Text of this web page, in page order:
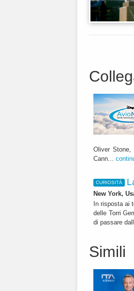
Oliver Stone,
Cann...
CURIOSITÀ
New York,
In risposta ai
delle Torri
di passare
Simili